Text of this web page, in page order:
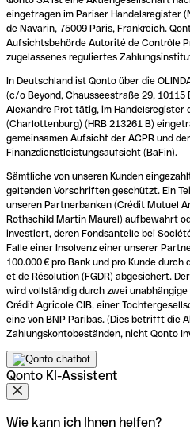
eingetragen im Pariser Handelsregister
de Navarin, 75009 Paris, Frankreich.
Aufsichtsbehörde Autorité de Contrôle
zugelassenes reguliertes
In Deutschland ist Qonto über die
(c/o Beyond, Chausseestraße 29,
Alexandre Prot tätig, im Handelsregister
(Charlottenburg) (HRB 213261 B)
gemeinsamen Aufsicht der ACPR und
Finanzdienstleistungsaufsicht (BaFin).
Sämtliche von unseren Kunden
geltenden Vorschriften geschützt. Ein
unseren Partnerbanken (Crédit Mutuel
Rothschild Martin Maurel) aufbewahrt
investiert, deren Fondsanteile bei
Falle einer Insolvenz einer unserer
100.000 € pro Bank und pro Kunde
et de Résolution (FGDR) abgesichert.
wird vollständig durch zwei
Crédit Agricole CIB, einer
eine von BNP Paribas. (Dies betrifft die
Zahlungskontobeständen, nicht Qonto
Qonto KI-Assistent
Wie kann ich Ihnen helfen?